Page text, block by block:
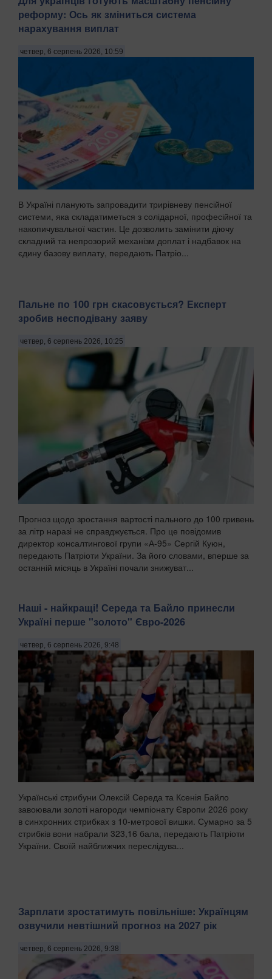
реформу: Ось як зміниться система
нарахування виплат
четвер, 6 серпень 2026, 10:59
В Україні планують запровадити трирівневу пенсійної
системи, яка складатиметься з солідарної, професійної та
накопичувальної частин. Це дозволить замінити діючу
складний та непрозорий механізм доплат і надбавок на
єдину базову виплату, передають Патріо...
Пальне по 100 грн скасовується? Експерт
зробив несподівану заяву
четвер, 6 серпень 2026, 10:25
Прогноз щодо зростання вартості пального до 100 гривень
за літр наразі не справджується. Про це повідомив
директор консалтингової групи «А-95» Сергій Куюн,
передають Патріоти України. За його словами, вперше за
останній місяць в Україні почали знижуват...
Наші - найкращі! Середа та Байло принесли
Україні перше "золото" Євро-2026
четвер, 6 серпень 2026, 9:48
Українські стрибуни Олексій Середа та Ксенія Байло
завоювали золоті нагороди чемпіонату Європи 2026 року
в синхронних стрибках з 10-метрової вишки. Сумарно за 5
стрибків вони набрали 323,16 бала, передають Патріоти
України. Своїй найближчих переслідува...
Зарплати зростатимуть повільніше: Українцям
озвучили невтішний прогноз на 2027 рік
четвер, 6 серпень 2026, 9:38